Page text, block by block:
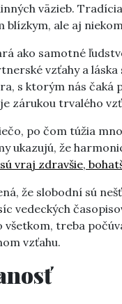
väzieb.
blízkym, ale aj
ako samotné
vzťahy a
s ktorým nás čaká
zárukou trvalého
po čom túžia
ukazujú, že
vraj zdravšie,
že slobodní sú
vedeckých
všetkom, treba
vzťahu.